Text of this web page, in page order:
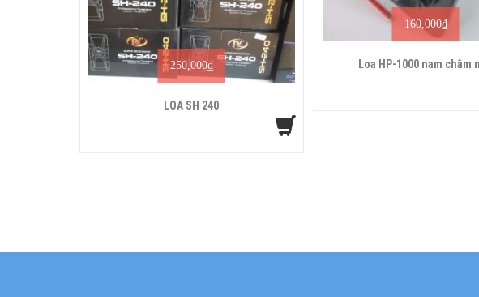
250,000₫
LOA SH 240
160,000₫
Loa HP-1000 nam châm